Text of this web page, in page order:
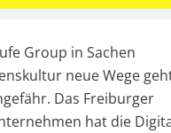
Group in Sachen
neue Wege
Das Freiburger
hat die